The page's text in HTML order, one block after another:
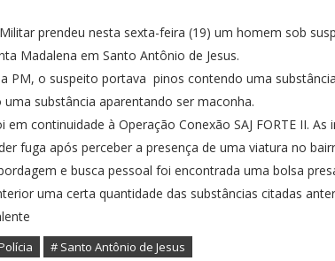
prendeu nesta sexta-feira (19) um homem sob
Madalena em Santo Antônio de Jesus.
PM, o suspeito portava pinos contendo uma
substância aparentando ser maconha.
em continuidade à Operação Conexão SAJ FORTE II.
fuga após perceber a presença de uma viatura no
e busca pessoal foi encontrada uma bolsa
uma certa quantidade das substâncias citadas
# Santo Antônio de Jesus